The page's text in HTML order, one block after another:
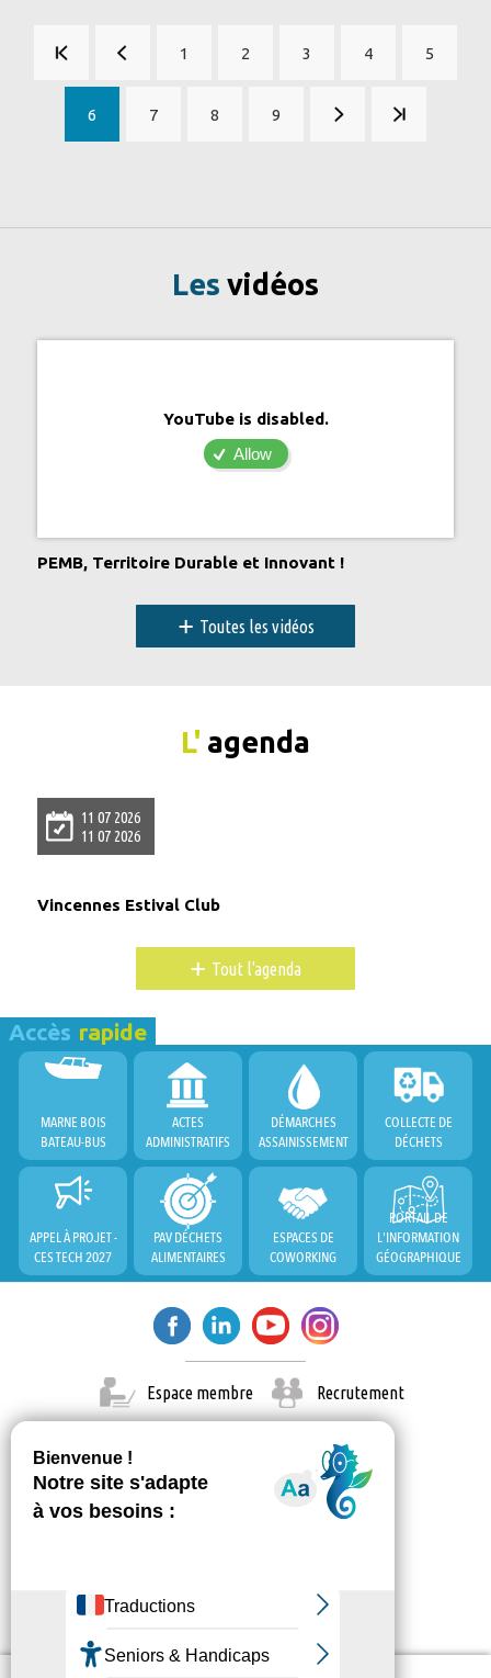
Pagination Page
1 Page
2 Page
3 Page
4 Page
5
Page
courante
6 Page
7 Page
8 Page
9
Les vidéos
YouTube is disabled.
Allow
PEMB, Territoire Durable et Innovant !
+ Toutes les vidéos
L' agenda
11 07 2026
11 07 2026
Vincennes Estival Club
+ Tout l'agenda
Accès rapide
MARNE BOIS
BATEAU-BUS
ACTES
ADMINISTRATIFS
DÉMARCHES
ASSAINISSEMENT
COLLECTE DE
DÉCHETS
APPEL À PROJET -
CES TECH 2027
PAV DÉCHETS
ALIMENTAIRES
ESPACES DE
COWORKING
PORTAIL DE
L'INFORMATION
GÉOGRAPHIQUE
Espace membre Recrutement